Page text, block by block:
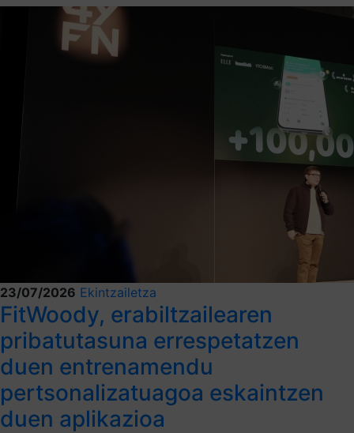
23/07/2026 Ekintzailetza
FitWoody, erabiltzailearen
pribatutasuna errespetatzen
duen entrenamendu
pertsonalizatuagoa eskaintzen
duen aplikazioa